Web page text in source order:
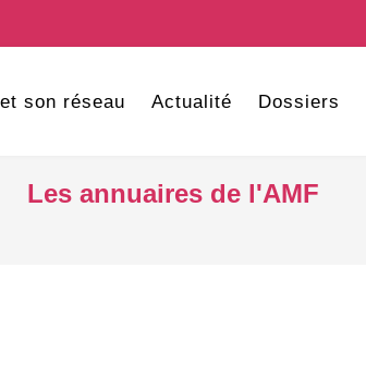
son réseau Actualité Dossiers
Les annuaires de l'AMF